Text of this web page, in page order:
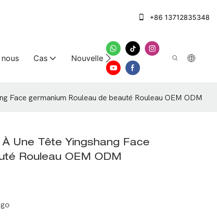
+86 13712835348
Cas Nouvelles Nous contacter
Face germanium Rouleau de beauté Rouleau OEM ODM
Une Tête Yingshang Face
Rouleau OEM ODM